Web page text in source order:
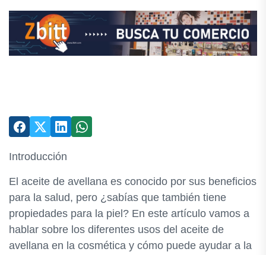
Introducción
El aceite de avellana es conocido por sus beneficios
para la salud, pero ¿sabías que también tiene
propiedades para la piel? En este artículo vamos a
hablar sobre los diferentes usos del aceite de
avellana en la cosmética y cómo puede ayudar a la